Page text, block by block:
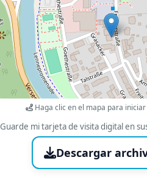
Haga clic en el mapa para
Guarde mi tarjeta de visita digital en
Descargar